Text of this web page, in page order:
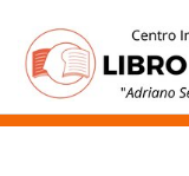
contenuto